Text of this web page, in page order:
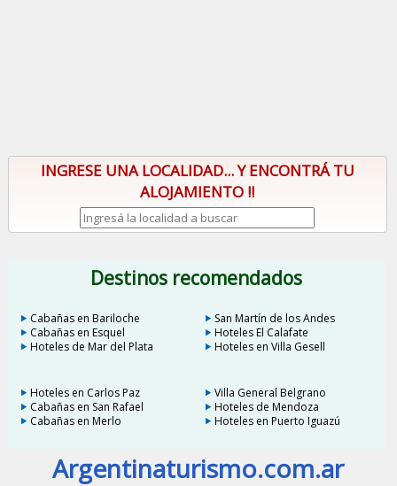
INGRESE UNA LOCALIDAD... Y ENCONTRÁ TU
ALOJAMIENTO !!
Destinos recomendados
Cabañas en Bariloche
San Martín de los Andes
Cabañas en Esquel
Hoteles El Calafate
Hoteles de Mar del Plata
Hoteles en Villa Gesell
Hoteles en Carlos Paz
Villa General Belgrano
Cabañas en San Rafael
Hoteles de Mendoza
Cabañas en Merlo
Hoteles en Puerto Iguazú
Argentinaturismo.com.ar